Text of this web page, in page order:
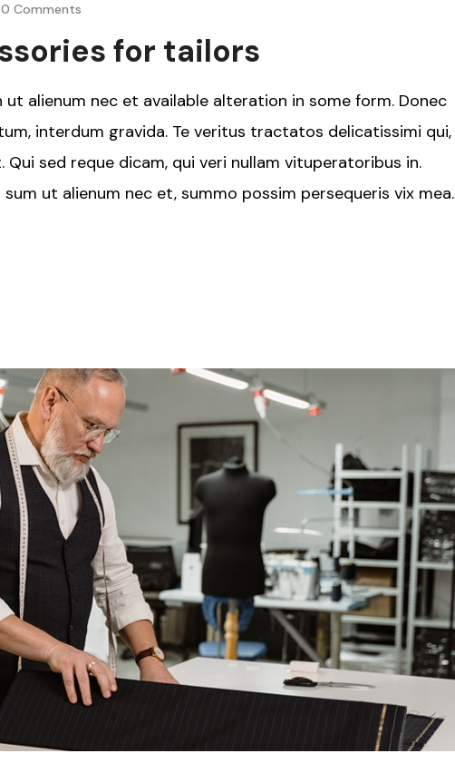
0 Comments
for tailors
alienum nec et available alteration in some form. Donec
interdum gravida. Te veritus tractatos delicatissimi qui,
sed reque dicam, qui veri nullam vituperatoribus in.
ut alienum nec et, summo possim persequeris vix mea.